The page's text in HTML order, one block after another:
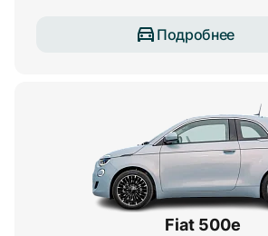
Подробнее
Fiat 500e